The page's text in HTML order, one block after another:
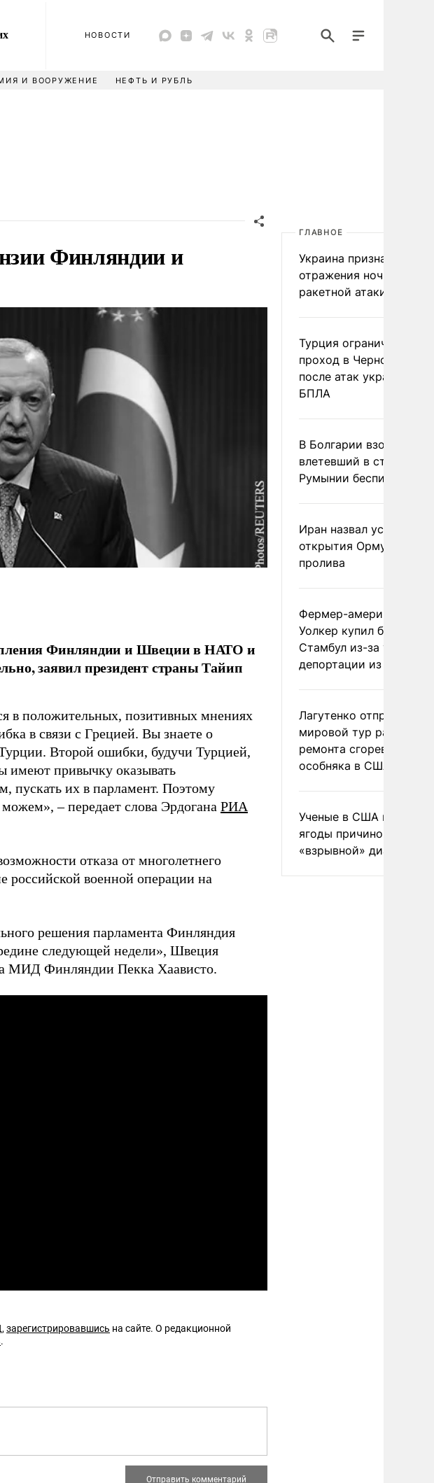
НОВОСТИ
И ВООРУЖЕНИЕ НЕФТЬ И РУБЛЬ
Финляндии и
Финляндии и Швеции в НАТО и
заявил президент страны Тайип
в положительных, позитивных мнениях
в связи с Грецией. Вы знаете о
Второй ошибки, будучи Турцией,
имеют привычку оказывать
пускать их в парламент. Поэтому
– передает слова Эрдогана РИА
отказа от многолетнего
российской военной операции на
решения парламента Финляндия
следующей недели», Швеция
МИД Финляндии Пекка Хаависто.
зарегистрировавшись на сайте. О редакционной
.
ГЛАВНОЕ
Украина признала
отражения ночной
ракетной атаки
Турция ограничила
проход в Черное море
после атак украинских
БПЛА
В Болгарии взорвался
влетевший в страну из
Румынии беспилотник
Иран назвал условие
открытия Ормузского
пролива
Фермер-американец
Уолкер купил билет в
Стамбул из-за угрозы
депортации из России
Лагутенко отправился в
мировой тур ради
ремонта сгоревшего
особняка в США
Ученые в США назвали
ягоды причиной
«взрывной» диареи